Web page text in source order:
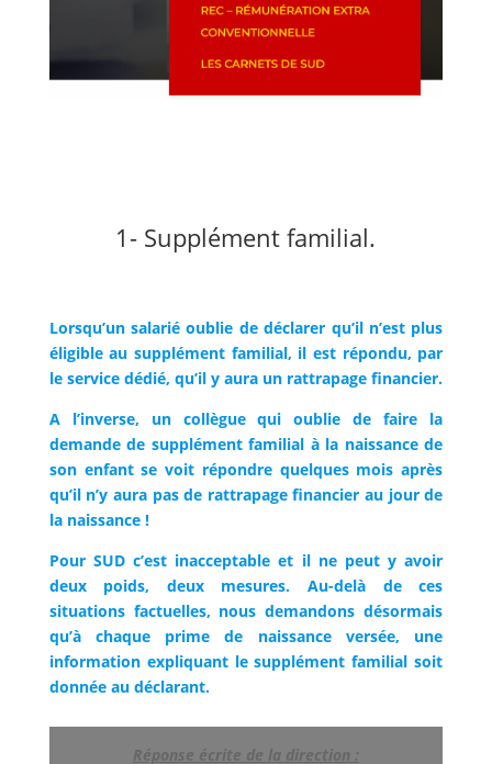
1- Supplément familial.
Lorsqu’un salarié oublie de déclarer qu’il n’est plus
éligible au supplément familial, il est répondu, par
le service dédié, qu’il y aura un rattrapage financier.
A l’inverse, un collègue qui oublie de faire la
demande de supplément familial à la naissance de
son enfant se voit répondre quelques mois après
qu’il n’y aura pas de rattrapage financier au jour de
la naissance !
Pour SUD c’est inacceptable et il ne peut y avoir
deux poids, deux mesures. Au-delà de ces
situations factuelles, nous demandons désormais
qu’à chaque prime de naissance versée, une
information expliquant le supplément familial soit
donnée au déclarant.
Réponse écrite de la direction :